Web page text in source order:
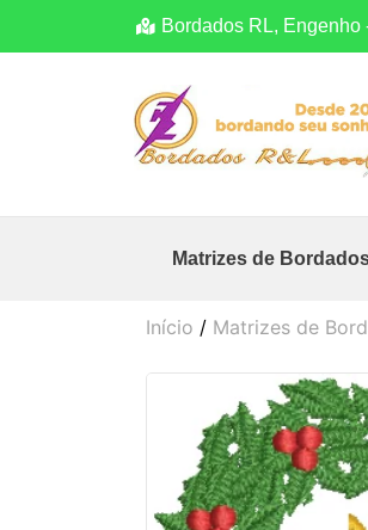
Bordados RL,
Matrizes de
Início / Matrizes de